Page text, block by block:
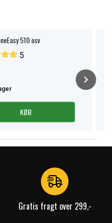
510 osv
5
KØB
Gratis fragt over 299,-